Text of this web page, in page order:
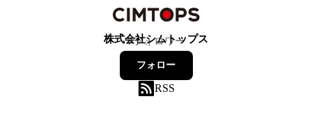
株式会社シムトップス
7フォロワー
フォロー
RSS